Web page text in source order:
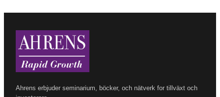
Ahrens erbjuder seminarium, böcker, och nätverk for tillväxt och